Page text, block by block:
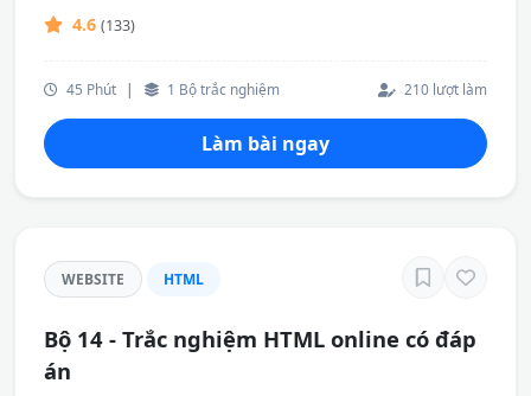
4.6 (133)
45 Phút | 1 Bộ trắc nghiệm 210 lượt làm
Làm bài ngay
WEBSITE HTML
Bộ 14 - Trắc nghiệm HTML online có đáp
án